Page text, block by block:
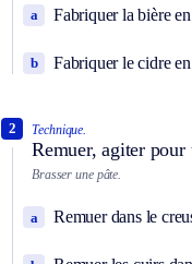
Fabriquer la bière
a
Fabriquer le cidre
b
Technique.
Remuer, agiter pour
2
Brasser une pâte.
Remuer dans le
a